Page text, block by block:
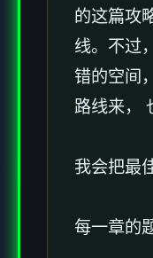
的这篇攻
线。不过
错的空间
路线来，
我会把最
每一章的